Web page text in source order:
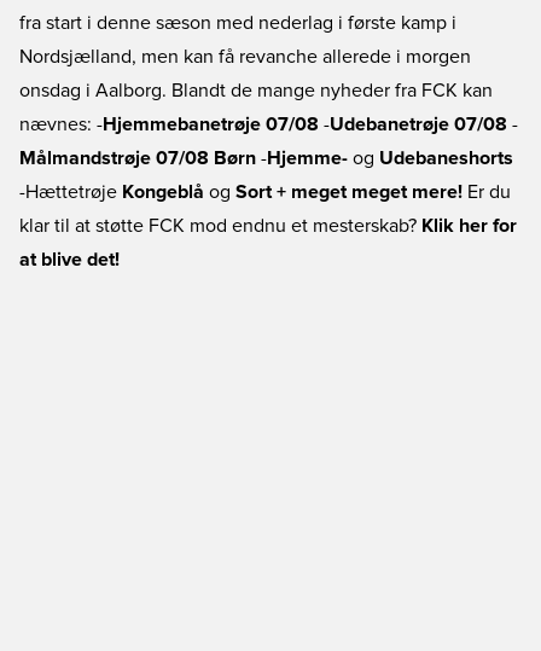
fra start i denne sæson med nederlag i første kamp i
Nordsjælland, men kan få revanche allerede i morgen
onsdag i Aalborg. Blandt de mange nyheder fra FCK kan
nævnes: -Hjemmebanetrøje 07/08 -Udebanetrøje 07/08 -
Målmandstrøje 07/08 Børn -Hjemme- og Udebaneshorts
-Hættetrøje Kongeblå og Sort + meget meget mere! Er du
klar til at støtte FCK mod endnu et mesterskab? Klik her for
at blive det!